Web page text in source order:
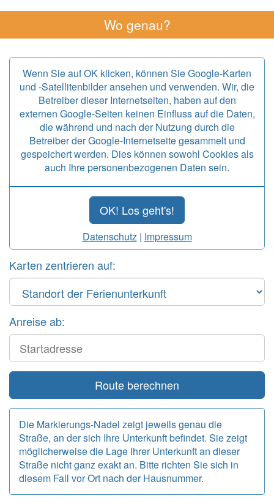
Wo genau?
Wenn Sie auf OK klicken, können Sie Google-Karten
und -Satellitenbilder ansehen und verwenden. Wir, die
Betreiber dieser Internetseiten, haben auf den
externen Google-Seiten keinen Einfluss auf die Daten,
die während und nach der Nutzung durch die
Betreiber der Google-Internetseite gesammelt und
gespeichert werden. Dies können sowohl Cookies als
auch Ihre personenbezogenen Daten sein.
OK! Los geht's!
Datenschutz| Impressum
Karten zentrieren auf:
Anreise ab:
Start
Route berechnen
Die Markierungs-Nadel zeigt jeweils genau die
Straße, an der sich Ihre Unterkunft befindet. Sie zeigt
möglicherweise die Lage Ihrer Unterkunft an dieser
Straße nicht ganz exakt an. Bitte richten Sie sich in
diesem Fall vor Ort nach der Hausnummer.